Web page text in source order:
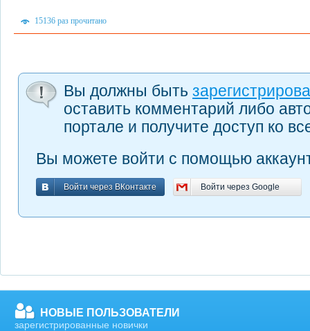
15136 раз прочитано
Вы должны быть
оставить комментарий либо
портале и получите доступ ко
Вы можете войти с помощью
Войти через ВКонтакте
Войти через ВКонтакте Войти через Google
Войти через Google
НОВЫЕ ПОЛЬЗОВАТЕЛИ
зарегистрированные новички